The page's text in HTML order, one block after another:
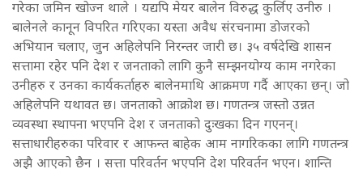
गरेका जमिन खोज्न थाले । यद्यपि मेयर बालेन विरुद्ध कुर्लिए उनीरु ।
बालेनले कानून विपरित गरिएका यस्ता अवैध संरचनामा डोजरको
अभियान चलाए, जुन अहिलेपनि निरन्तर जारी छ। ३५ वर्षदेखि शासन
सत्तामा रहेर पनि देश र जनताको लागि कुनै सम्झनयोग्य काम नगरेका
उनीहरु र उनका कार्यकर्ताहरु बालेनमाथि आक्रमण गर्दै आएका छन्। जो
अहिलेपनि यथावत छ। जनताको आक्रोश छ। गणतन्त्र जस्तो उन्नत
व्यवस्था स्थापना भएपनि देश र जनताको दुःखका दिन गएनन्।
सत्ताधारीहरुका परिवार र आफन्त बाहेक आम नागरिकका लागि गणतन्त्र
अझै आएको छैन । सत्ता परिवर्तन भएपनि देश परिवर्तन भएन। शान्ति